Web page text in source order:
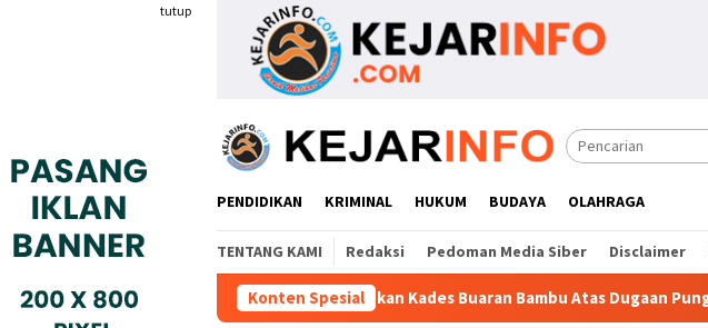
tutup
PENDIDIKAN KRIMINAL HUKUM BUDAYA OLAHRAGA
TENTANG KAMI Redaksi Pedoman Media Siber Disclaimer
Konten Spesial
Warga Adukan Kades Buaran Bambu Atas Dugaan Pungutan Liar Pengurusan PM 1